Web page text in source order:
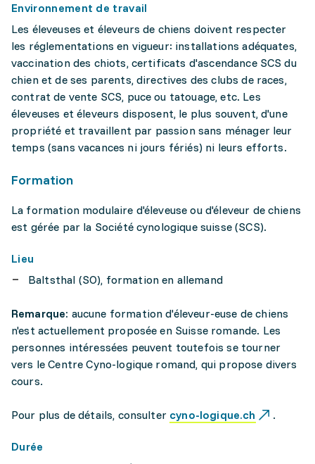
Environnement de travail
Les éleveuses et éleveurs de chiens doivent respecter
les réglementations en vigueur: installations adéquates,
vaccination des chiots, certificats d'ascendance SCS du
chien et de ses parents, directives des clubs de races,
contrat de vente SCS, puce ou tatouage, etc. Les
éleveuses et éleveurs disposent, le plus souvent, d'une
propriété et travaillent par passion sans ménager leur
temps (sans vacances ni jours fériés) ni leurs efforts.
Formation
La formation modulaire d'éleveuse ou d'éleveur de chiens
est gérée par la Société cynologique suisse (SCS).
Lieu
Baltsthal (SO), formation en allemand
Remarque: aucune formation d'éleveur-euse de chiens
n'est actuellement proposée en Suisse romande. Les
personnes intéressées peuvent toutefois se tourner
vers le Centre Cyno-logique romand, qui propose divers
cours.
Pour plus de détails, consulter cyno-logique.ch .
Durée